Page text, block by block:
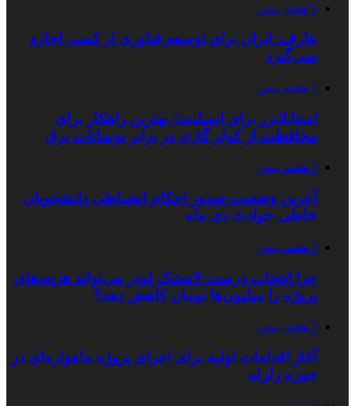
3 هفته پیش
عارف: ایران برای توسعه فناوری از کسی اجازه
نمی‌گیرد
3 هفته پیش
استابلایزر برای اسپلیت؛ بهترین راهکار برای
محافظت از کولر گازی در برابر نوسانات برق
3 هفته پیش
آخرین وضعیت صدور احکام انضباطی دانشجویان
خاطی حوادث دی ماه
3 هفته پیش
چرا انتخاب درست لاستیک لودر می‌تواند هزینه‌های
پروژه را میلیون‌ها تومان کاهش دهد؟
3 هفته پیش
آغاز اقدامات اولیه برای اجرای پروژه ماهواره‌ای در
حوزه زلزله